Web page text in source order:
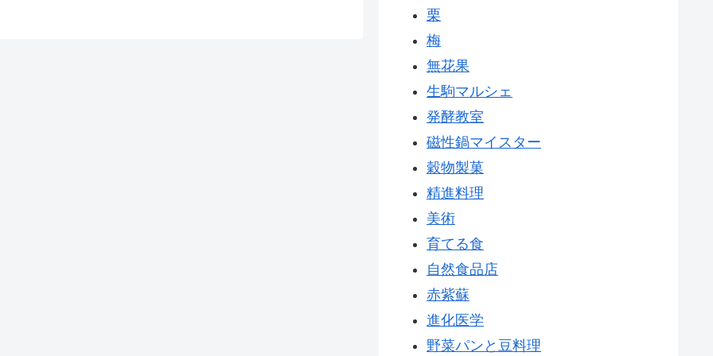
栗
梅
無花果
生駒マルシェ
発酵教室
磁性鍋マイスター
穀物製菓
精進料理
美術
育てる食
自然食品店
赤紫蘇
進化医学
野菜パンと豆料理